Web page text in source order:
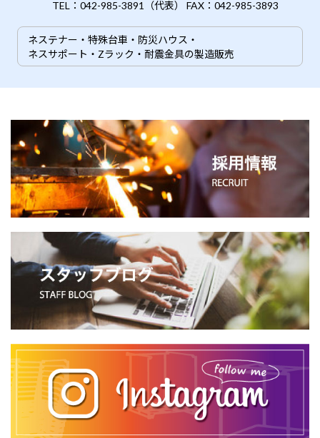
TEL：042-985-3891（代表） FAX：042-985-3893
ネステナー・特殊台車・防災ハウス・
ネスサポート・Zラック・耐震金具の製造販売